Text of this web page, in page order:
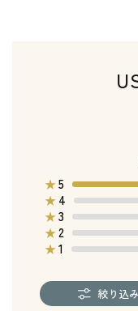
★5
★ 4
★3
★2
★1
絞り込み